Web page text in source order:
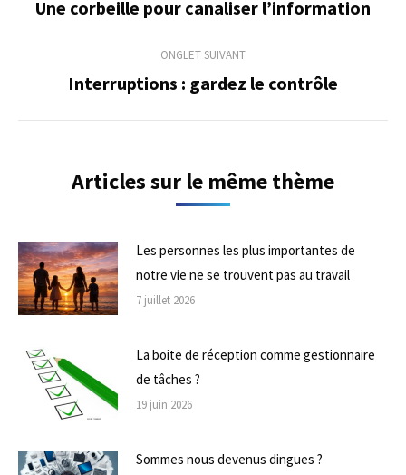
commentaire
Onglet
Une corbeille pour canaliser l’information
ONGLET SUIVANT
Onglet
Interruptions : gardez le contrôle
Articles sur le même thème
Les personnes les plus importantes de
notre vie ne se trouvent pas au travail
7 juillet 2026
La boite de réception comme gestionnaire
de tâches ?
19 juin 2026
Sommes nous devenus dingues ?